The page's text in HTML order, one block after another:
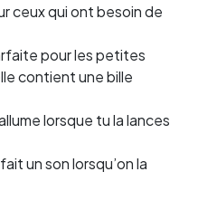
ceux qui ont besoin de
pour les petites
contient une bille
lorsque tu la lances
un son lorsqu’on la